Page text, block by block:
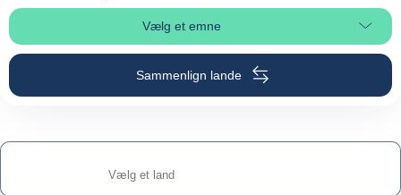
Vælg et emneVælg sideafsnit
Sammenlign lande